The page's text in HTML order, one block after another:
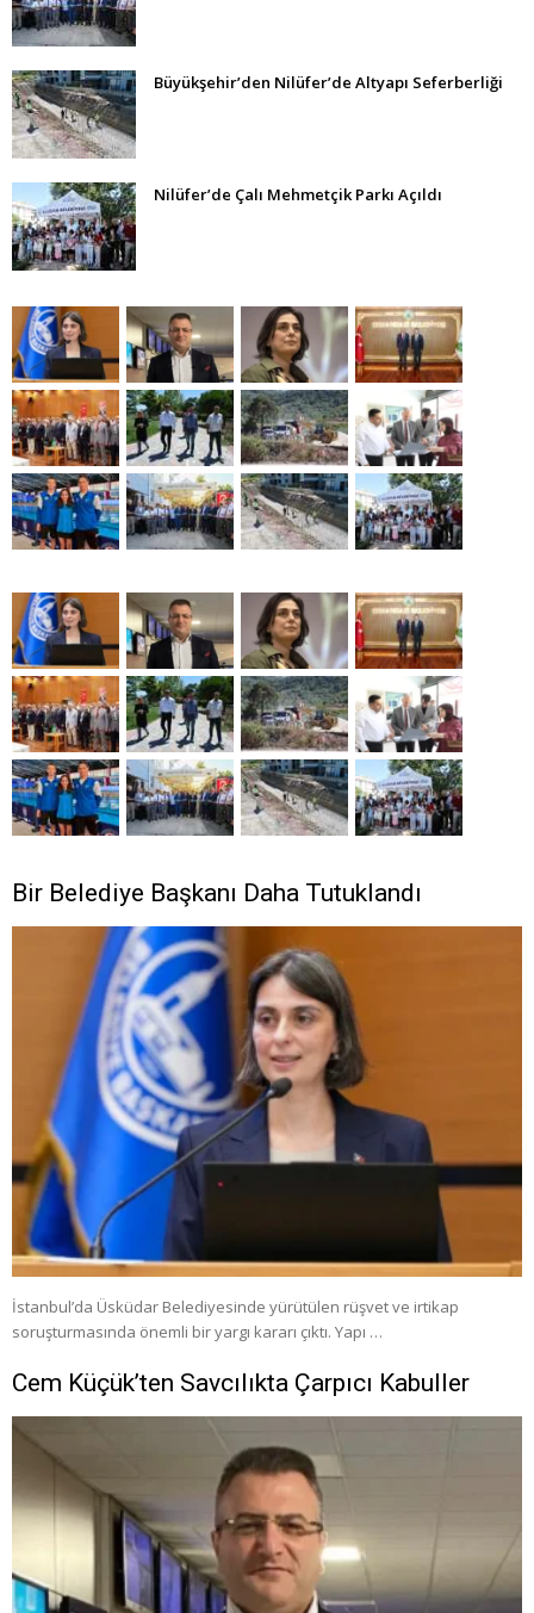
Büyükşehir’den Nilüfer’de Altyapı Seferberliği
Nilüfer’de Çalı Mehmetçik Parkı Açıldı
Bir Belediye Başkanı Daha Tutuklandı
İstanbul’da Üsküdar Belediyesinde yürütülen rüşvet ve irtikap
soruşturmasında önemli bir yargı kararı çıktı. Yapı …
Cem Küçük’ten Savcılıkta Çarpıcı Kabuller